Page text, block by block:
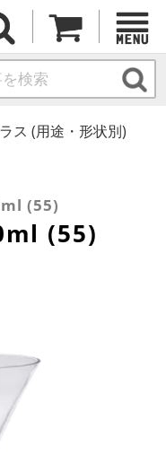
ス (用途・形状別)
(55)
(55)